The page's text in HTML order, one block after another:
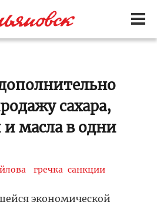
сахара,
и масла в одни
гречка санкции
экономической